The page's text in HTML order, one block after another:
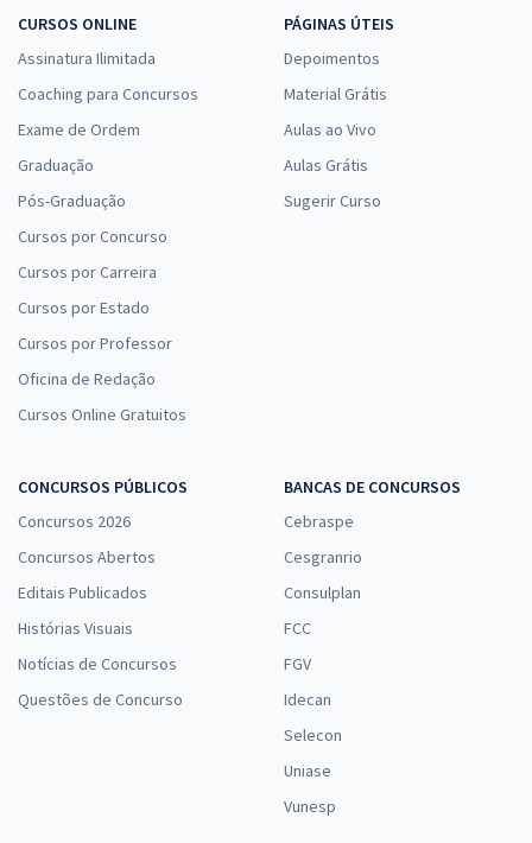
CURSOS ONLINE
Assinatura Ilimitada
Coaching para Concursos
Exame de Ordem
Graduação
Pós-Graduação
Cursos por Concurso
Cursos por Carreira
Cursos por Estado
Cursos por Professor
Oficina de Redação
Cursos Online Gratuitos
PÁGINAS ÚTEIS
Depoimentos
Material Grátis
Aulas ao Vivo
Aulas Grátis
Sugerir Curso
CONCURSOS PÚBLICOS
Concursos 2026
Concursos Abertos
Editais Publicados
Histórias Visuais
Notícias de Concursos
Questões de Concurso
BANCAS DE CONCURSOS
Cebraspe
Cesgranrio
Consulplan
FCC
FGV
Idecan
Selecon
Uniase
Vunesp